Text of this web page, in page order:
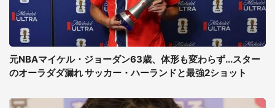
元NBAマイケル・ジョーダン63歳、体形も変わらず...スター
のオーラダダ漏れ サッカー・ハーランドと最強2ショット